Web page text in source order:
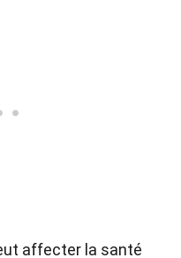
affecter la santé